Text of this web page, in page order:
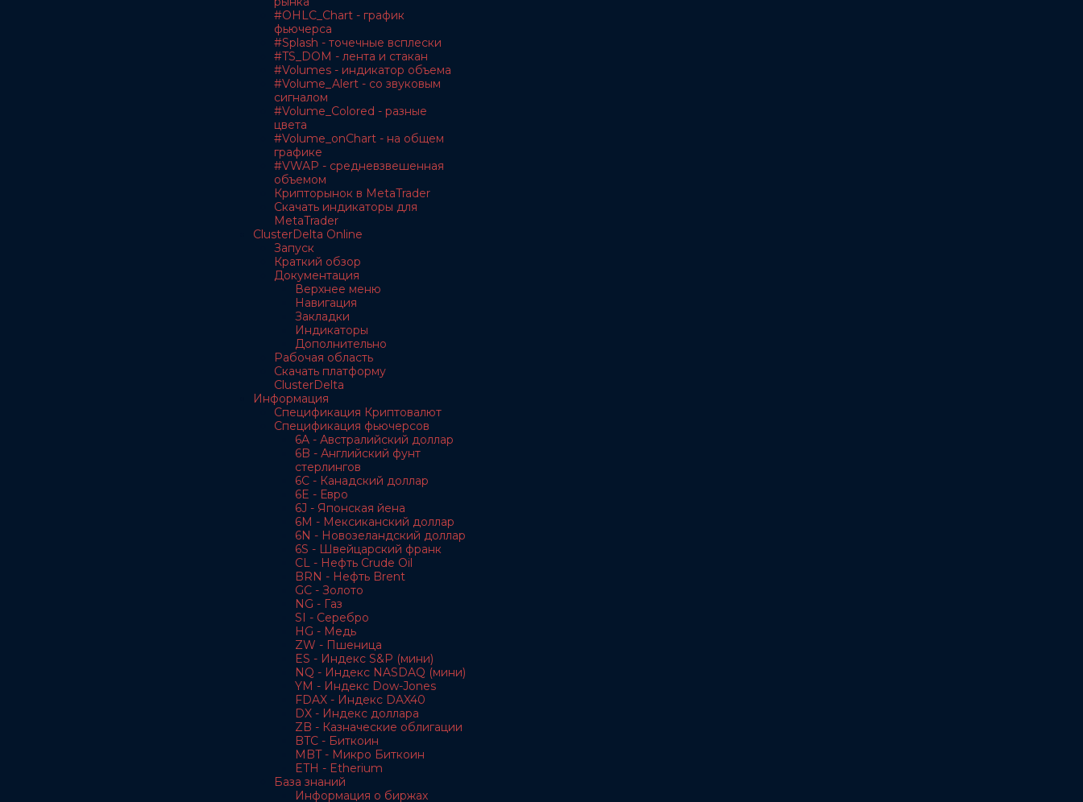
#OHLC_Chart - график
фьючерса
#Splash - точечные всплески
#TS_DOM - лента и стакан
#Volumes - индикатор объема
#Volume_Alert - со звуковым
сигналом
#Volume_Colored - разные
цвета
#Volume_onChart - на общем
графике
#VWAP - средневзвешенная
объемом
Крипторынок в MetaTrader
Скачать индикаторы для
MetaTrader
ClusterDelta Online
Запуск
Краткий обзор
Документация
Верхнее меню
Навигация
Закладки
Индикаторы
Дополнительно
Рабочая область
Скачать платформу
ClusterDelta
Информация
Спецификация Криптовалют
Спецификация фьючерсов
6A - Австралийский доллар
6B - Английский фунт
стерлингов
6C - Канадский доллар
6E - Евро
6J - Японская йена
6M - Мексиканский доллар
6N - Новозеландский доллар
6S - Швейцарский франк
CL - Нефть Crude Oil
BRN - Нефть Brent
GC - Золото
NG - Газ
SI - Серебро
HG - Медь
ZW - Пшеница
ES - Индекс S&P (мини)
NQ - Индекс NASDAQ (мини)
YM - Индекс Dow-Jones
FDAX - Индекс DAX40
DX - Индекс доллара
ZB - Казначеские облигации
BTC - Биткоин
MBT - Микро Биткоин
ETH - Etherium
База знаний
Информация о биржах